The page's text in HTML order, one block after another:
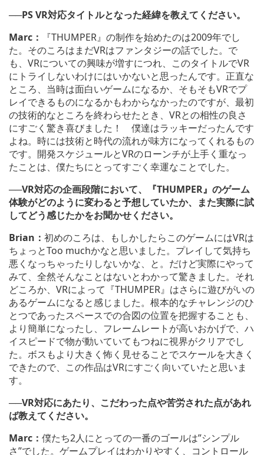
──PS VR対応タイトルとなった経緯を教えてください。
Marc：
『THUMPER』の制作を始めたのは2009年でし
た。そのころはまだVRはファンタジーの話でした。で
も、VRについての興味が増すにつれ、このタイトルでVR
にトライしないわけにはいかないと思ったんです。正直な
ところ、当時は面白いゲームになるか、そもそもVRでプ
レイできるものになるかもわからなかったのですが、最初
の技術的なところを終わらせたとき、VRとの相性の良さ
にすごく驚き喜びました！ 僕達はラッキーだったんです
よね。時には技術と時代の流れが味方になってくれるもの
です。開発スケジュールとVRのローンチが上手く重なっ
たことは、僕たちにとってすごく幸運なことでした。
──VR対応の企画段階において、『THUMPER』のゲーム
体験がどのように変わると予想していたか、また実際に試
してどう感じたかをお聞かせください。
Brian： 初めのころは、もしかしたらこのゲームにはVRは
ちょっとToo muchかなと思いました。プレイして気持ち
悪くなっちゃったりしないかな、と。だけど実際にやって
みて、全然そんなことはないとわかって驚きました。それ
どころか、VRによって『THUMPER』はさらに遊びがいの
あるゲームになると感じました。根本的なチャレンジのひ
とつであったスペースでの合図の位置を把握することも、
より簡単になったし、フレームレートが高いおかげで、ハ
イスピードで物が動いていてもつねに視界がクリアでし
た。ボスもより大きく怖く見せることでスケールを大きく
できたので、この作品はVRにすごく向いていたと思いま
す。
──VR対応にあたり、こだわった点や苦労された点があれ
ば教えてください。
Marc： 僕たち2人にとっての一番のゴールは”シンプル
さ”でした。ゲームプレイはわかりやすく、コントロール